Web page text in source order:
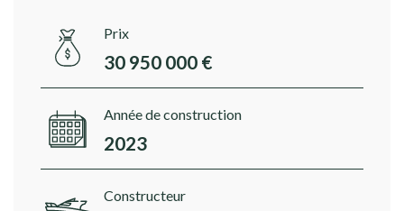
Prix
30 950 000 €
Année de construction
2023
Constructeur